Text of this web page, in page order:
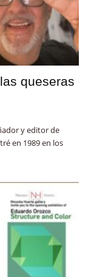
queseras
y editor de
en 1989 en los